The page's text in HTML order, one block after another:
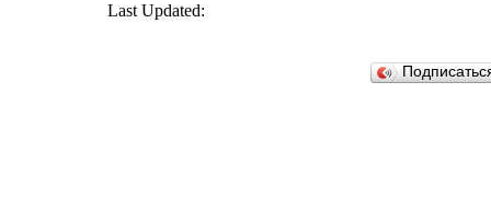
Last Updated: